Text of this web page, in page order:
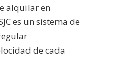
alquilar en
es un sistema de
de cada